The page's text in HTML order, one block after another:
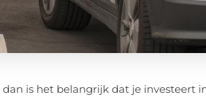
is het belangrijk dat je investeert